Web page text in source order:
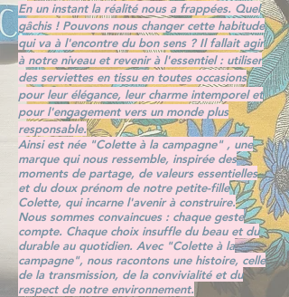
En un instant la réalité nous a frappées. Quel
gâchis ! Pouvons nous changer cette habitude
qui va à l'encontre du bon sens ? Il fallait agir
à notre niveau et revenir à l'essentiel : utiliser
des serviettes en tissu en toutes occasions
pour leur élégance, leur charme intemporel et
pour l'engagement vers un monde plus
responsable.
Ainsi est née "Colette à la campagne" , une
marque qui nous ressemble, inspirée des
moments de partage, de valeurs essentielles
et du doux prénom de notre petite-fille
Colette, qui incarne l'avenir à construire.
Nous sommes convaincues : chaque geste
compte. Chaque choix insuffle du beau et du
durable au quotidien. Avec "Colette à la
campagne", nous racontons une histoire, celle
de la transmission, de la convivialité et du
respect de notre environnement.